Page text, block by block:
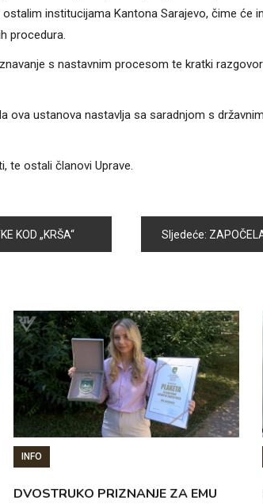
institucijama Kantona Sarajevo, čime će
procedura.
s nastavnim procesom te kratki
ova ustanova nastavlja sa saradnjom s
te ostali članovi Uprave.
KOD „KRŠA“ Sljedeće:
INFO
DVOSTRUKO PRIZNANJE ZA EMU